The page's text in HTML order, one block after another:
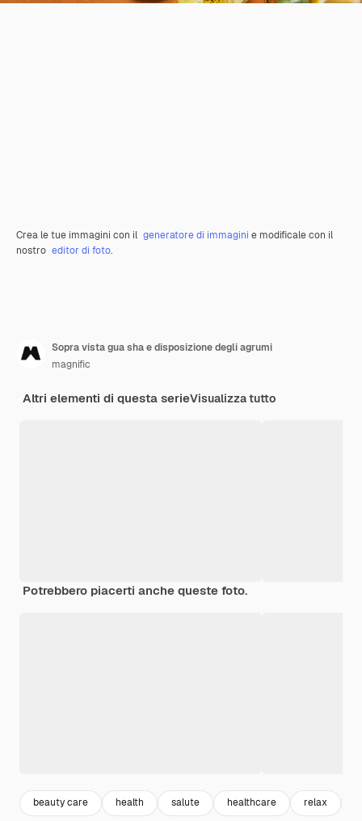
Crea le tue immagini con il generatore di immagini e modificale con il
nostro editor di foto.
Sopra vista gua sha e disposizione degli agrumi
magnific
Altri elementi di questa serieVisualizza tutto
Potrebbero piacerti anche queste foto.
beauty care health salute healthcare relax